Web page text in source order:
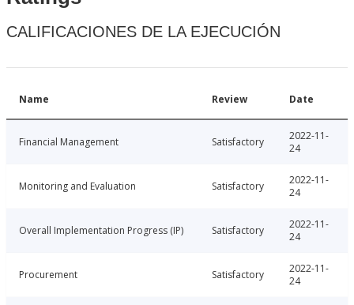
CALIFICACIONES DE LA EJECUCIÓN
Name Review Date
Financial Management Satisfactory
2022-11-
24
Monitoring and Evaluation Satisfactory
2022-11-
24
Overall Implementation Progress (IP) Satisfactory
2022-11-
24
Procurement Satisfactory
2022-11-
24